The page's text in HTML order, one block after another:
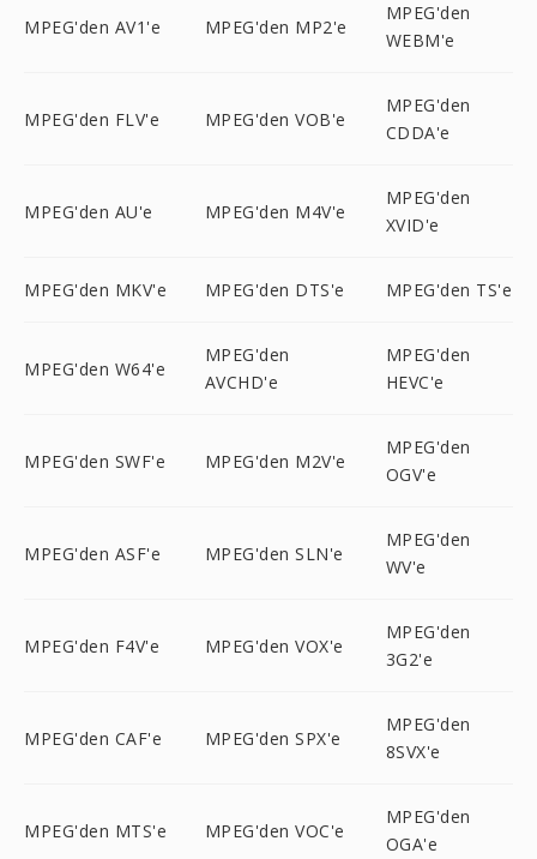
MPEG'den AV1'e MPEG'den MP2'e
MPEG'den
WEBM'e
MPEG'den FLV'e MPEG'den VOB'e
MPEG'den
CDDA'e
MPEG'den AU'e MPEG'den M4V'e
MPEG'den
XVID'e
MPEG'den MKV'e MPEG'den DTS'e MPEG'den TS'e
MPEG'den W64'e
MPEG'den
AVCHD'e
MPEG'den
HEVC'e
MPEG'den SWF'e MPEG'den M2V'e
MPEG'den
OGV'e
MPEG'den ASF'e MPEG'den SLN'e
MPEG'den
WV'e
MPEG'den F4V'e MPEG'den VOX'e
MPEG'den
3G2'e
MPEG'den CAF'e MPEG'den SPX'e
MPEG'den
8SVX'e
MPEG'den MTS'e MPEG'den VOC'e
MPEG'den
OGA'e